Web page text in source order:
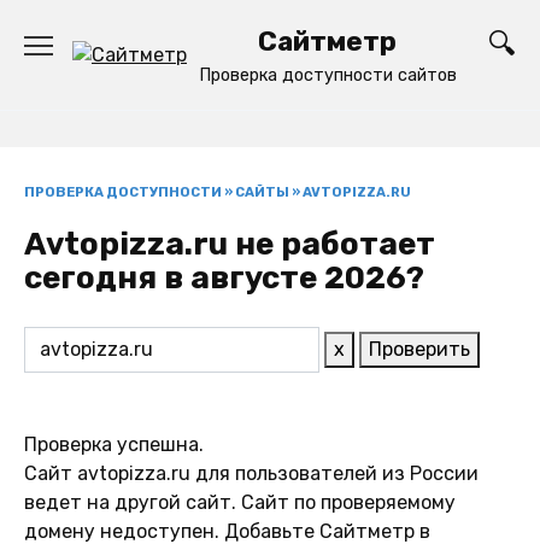
содержанию
Сайтметр
Проверка доступности сайтов
ПРОВЕРКА ДОСТУПНОСТИ » САЙТЫ »AVTOPIZZA.RU
Avtopizza.ru не работает
сегодня в августе 2026?
x Проверить
Проверка успешна.
Сайт avtopizza.ru для пользователей из России
ведет на другой сайт. Сайт по проверяемому
домену недоступен. Добавьте Сайтметр в